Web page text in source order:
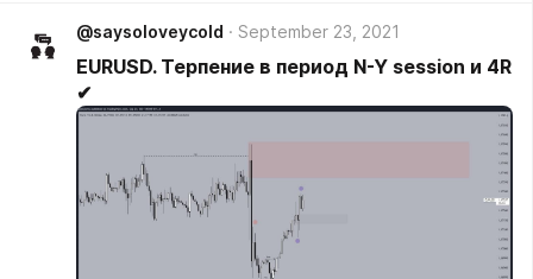
@saysoloveycold September 23, 2021
EURUSD. Терпение в период N-Y session и 4R
✔